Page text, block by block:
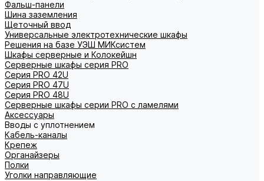
Фальш-панели
Шина заземления
Щеточный ввод
Универсальные электротехнические шкафы
Решения на базе УЭШ МИКсистем
Шкафы серверные и Колокейшн
Серверные шкафы серия PRO
Серия PRO 42U
Серия PRO 47U
Серия PRO 48U
Серверные шкафы серии PRO с ламелями
Аксессуары
Вводы с уплотнением
Кабель-каналы
Крепеж
Органайзеры
Полки
Уголки направляющие